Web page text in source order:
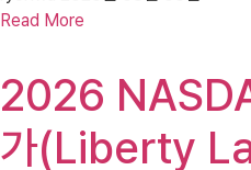
Read More
2026
가(Liberty